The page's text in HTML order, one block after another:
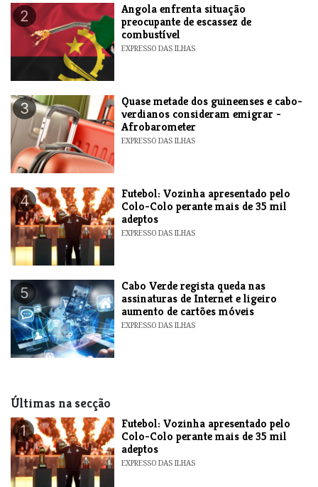
2
Angola enfrenta situação
preocupante de escassez de
combustível
EXPRESSO DAS ILHAS
3
Quase metade dos guineenses e cabo-
verdianos consideram emigrar -
Afrobarometer
EXPRESSO DAS ILHAS
4
Futebol: Vozinha apresentado pelo
Colo-Colo perante mais de 35 mil
adeptos
EXPRESSO DAS ILHAS
5
Cabo Verde regista queda nas
assinaturas de Internet e ligeiro
aumento de cartões móveis
EXPRESSO DAS ILHAS
Últimas na secção
1
Futebol: Vozinha apresentado pelo
Colo-Colo perante mais de 35 mil
adeptos
EXPRESSO DAS ILHAS